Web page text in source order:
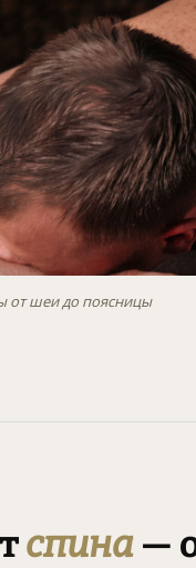
от шеи до поясницы
спина —